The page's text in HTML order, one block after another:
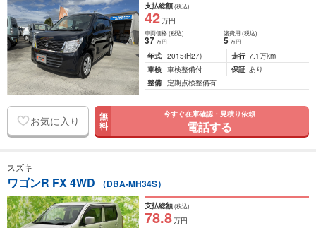
支払総額(税込)
42万円
車両価格(税込)
37万円
諸費用 (税込)
5 万円
年式 2015(H27) 走行 7.1万km
車検 車検整備付 保証 あり
整備 定期点検整備有
お気に入り 無
料
今すぐ在庫確認・見積り依頼
電話する
スズキ
ワゴンR FX 4WD （DBA-MH34S）
支払総額(税込)
78.8万円